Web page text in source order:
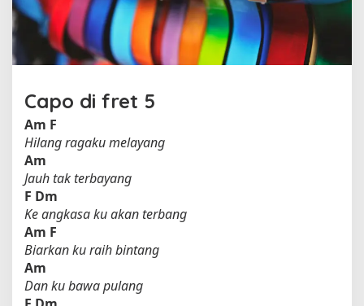
y
)
e
o
a
Capo di fret 5
Am F
Hilang ragaku melayang
Am
Jauh tak terbayang
F Dm
Ke angkasa ku akan terbang
Am F
Biarkan ku raih bintang
Am
Dan ku bawa pulang